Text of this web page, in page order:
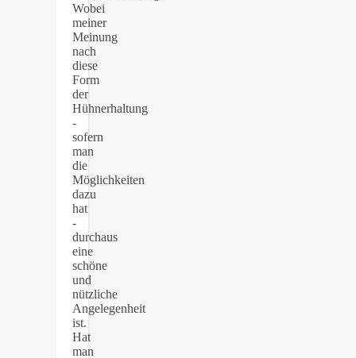
Wobei
meiner
Meinung
nach
diese
Form
der
Hühnerhaltung
-
sofern
man
die
Möglichkeiten
dazu
hat
-
durchaus
eine
schöne
und
nützliche
Angelegenheit
ist.
Hat
man